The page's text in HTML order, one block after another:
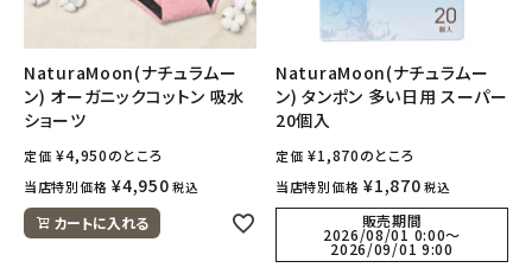
NaturaMoon(ナチュラムー
ン) オーガニックコットン 吸水
ショーツ
定価 ¥4,950のところ
当店特別価格 ¥4,950 税込
カートに入れる
NaturaMoon(ナチュラムー
ン) タンポン 多い日用 スーパー
20個入
定価 ¥1,870のところ
当店特別価格 ¥1,870 税込
販売期間
2026/08/01 0:00〜
2026/09/01 9:00